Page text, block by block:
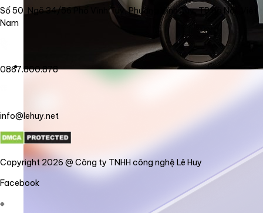
Số 50, Ngõ 34/56 Phố Vĩnh Tuy, Phường Vĩnh Tuy, TP Hà Nội, Việt
Nam
0867.800.878
info@lehuy.net
Copyright 2026 @ Công ty TNHH công nghệ Lê Huy
Facebook